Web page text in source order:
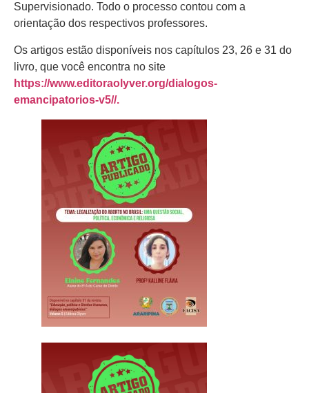
Supervisionado. Todo o processo contou com a
orientação dos respectivos professores.
Os artigos estão disponíveis nos capítulos 23, 26 e 31 do
livro, que você encontra no site
https://www.editoraolyver.org/dialogos-
emancipatorios-v5//.